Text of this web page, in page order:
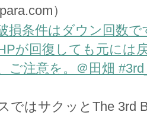
）
損条件はダウン回数
が回復しても元に
ご注意を。＠田畑
ではサクッとThe 3rd